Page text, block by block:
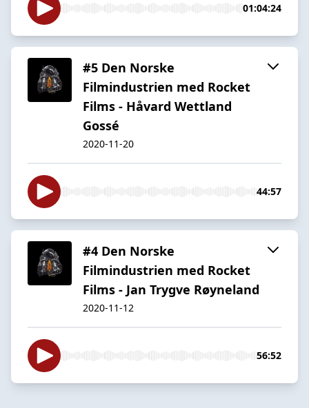
01:04:24
#5 Den Norske
Filmindustrien med Rocket
Films - Håvard Wettland
Gossé
2020-11-20
44:57
#4 Den Norske
Filmindustrien med Rocket
Films - Jan Trygve Røyneland
2020-11-12
56:52